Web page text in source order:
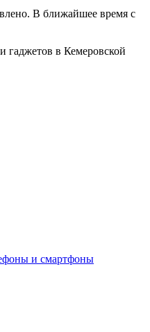
В ближайшее время с
гаджетов в Кемеровской
и смартфоны